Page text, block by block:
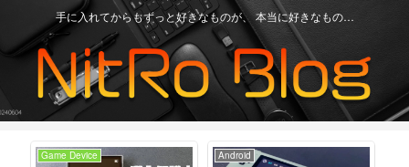
手に入れてからもずっと好きなものが、 本当に好きなもの…
Game Device Android